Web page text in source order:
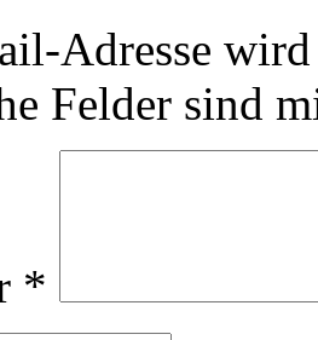
Adresse
Felder sind
*